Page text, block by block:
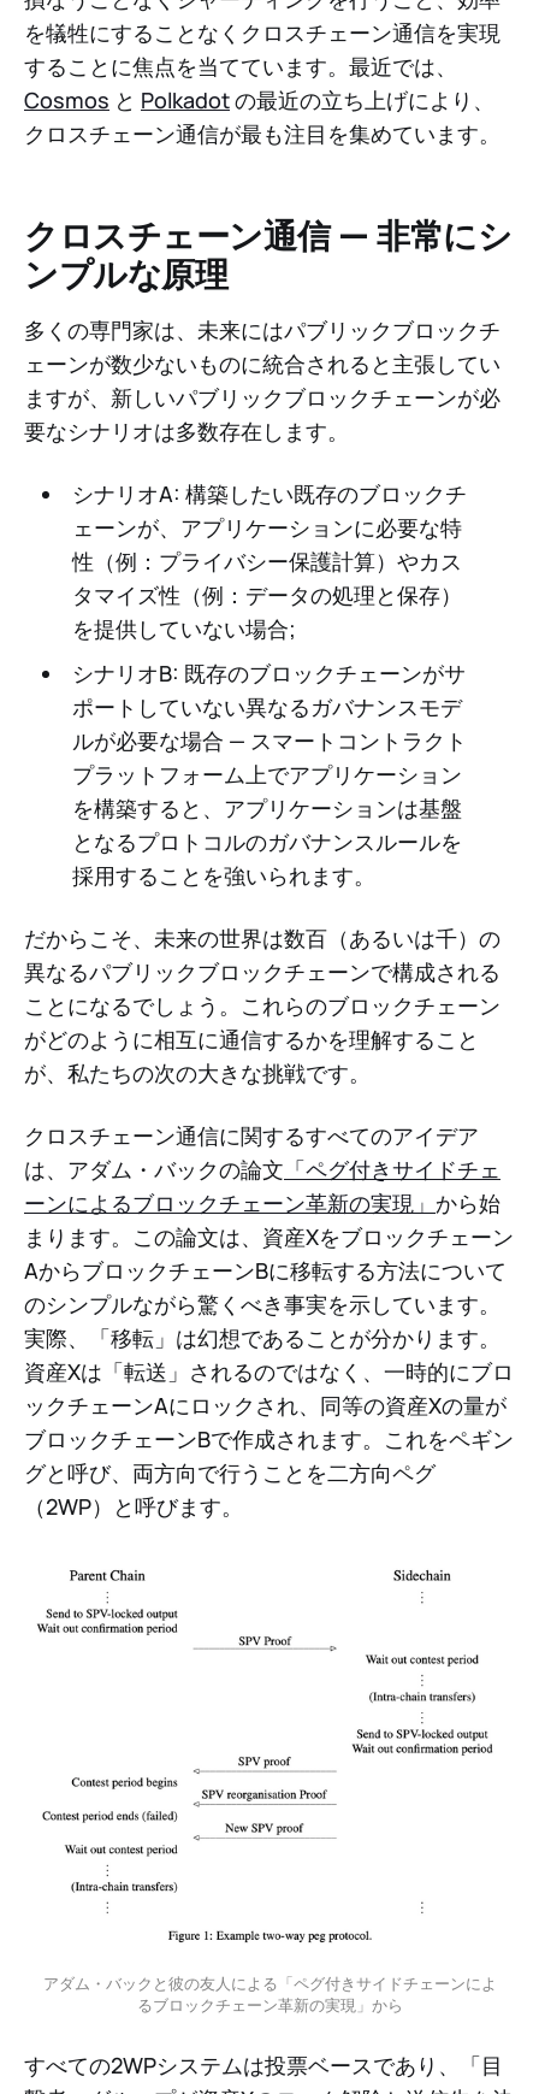
を犠牲にすることなくクロスチェーン通信を実現
することに焦点を当てています。最近では、
Cosmos と Polkadotの最近の立ち上げにより、
クロスチェーン通信が最も注目を集めています。
クロスチェーン通信 — 非常にシ
ンプルな原理
多くの専門家は、未来にはパブリックブロックチ
ェーンが数少ないものに統合されると主張してい
ますが、新しいパブリックブロックチェーンが必
要なシナリオは多数存在します。
シナリオA: 構築したい既存のブロックチ
ェーンが、アプリケーションに必要な特
性（例：プライバシー保護計算）やカス
タマイズ性（例：データの処理と保存）
を提供していない場合;
シナリオB: 既存のブロックチェーンがサ
ポートしていない異なるガバナンスモデ
ルが必要な場合 — スマートコントラクト
プラットフォーム上でアプリケーション
を構築すると、アプリケーションは基盤
となるプロトコルのガバナンスルールを
採用することを強いられます。
だからこそ、未来の世界は数百（あるいは千）の
異なるパブリックブロックチェーンで構成される
ことになるでしょう。これらのブロックチェーン
がどのように相互に通信するかを理解すること
が、私たちの次の大きな挑戦です。
クロスチェーン通信に関するすべてのアイデア
は、アダム・バックの論文 「ペグ付きサイドチェ
ーンによるブロックチェーン革新の実現」 から始
まります。この論文は、資産Xをブロックチェーン
AからブロックチェーンBに移転する方法について
のシンプルながら驚くべき事実を示しています。
実際、「移転」は幻想であることが分かります。
資産Xは「転送」されるのではなく、一時的にブロ
ックチェーンAにロックされ、同等の資産Xの量が
ブロックチェーンBで作成されます。これをペギン
グと呼び、両方向で行うことを二方向ペグ
（2WP）と呼びます。
アダム・バックと彼の友人による「ペグ付きサイドチェーンによ
るブロックチェーン革新の実現」から
すべての2WPシステムは投票ベースであり、「目